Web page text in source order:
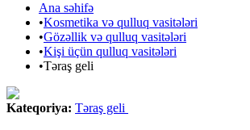
Ana səhifə
•Kosmetika və qulluq vasitələri
•Gözəllik və qulluq vasitələri
•Kişi üçün qulluq vasitələri
•Təraş geli
Kateqoriya: Təraş geli